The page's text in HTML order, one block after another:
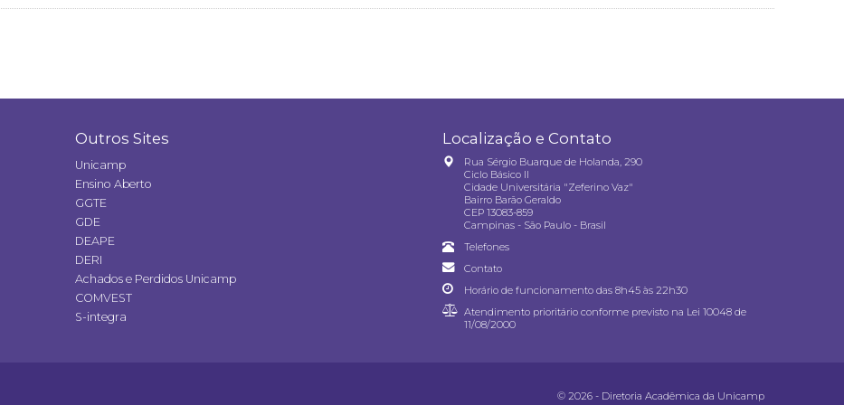
Outros Sites
Unicamp
Ensino Aberto
GGTE
GDE
DEAPE
DERI
Achados e Perdidos Unicamp
COMVEST
S-integra
Localização e Contato
Rua Sérgio Buarque de Holanda, 290
Ciclo Básico II
Cidade Universitária "Zeferino Vaz"
Bairro Barão Geraldo
CEP 13083-859
Campinas - São Paulo - Brasil
Telefones
Contato
Horário de funcionamento das 8h45 às 22h30
Atendimento prioritário conforme previsto na Lei 10048 de
11/08/2000
© 2026 - Diretoria Acadêmica da Unicamp